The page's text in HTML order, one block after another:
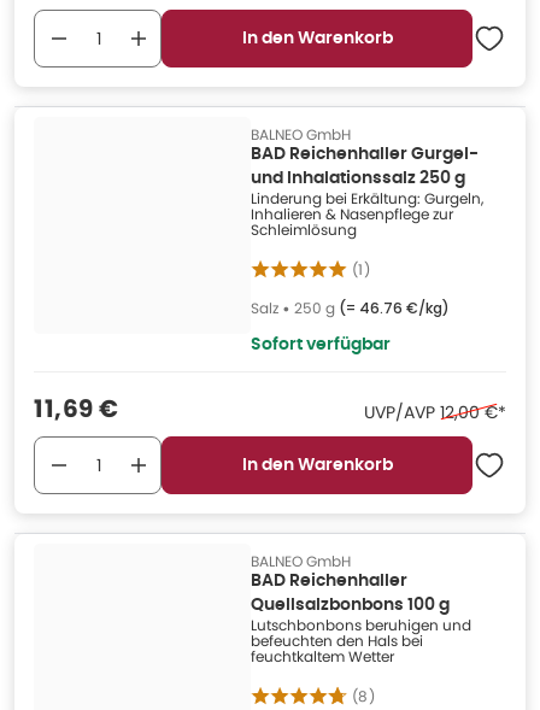
In den Warenkorb
BALNEO GmbH
BAD Reichenhaller Gurgel-
und Inhalationssalz 250 g
Linderung bei Erkältung: Gurgeln,
Inhalieren & Nasenpflege zur
Schleimlösung
(1)
Salz • 250 g (= 46.76 €/kg)
Sofort verfügbar
Verkaufspreis
11,69 € UVP/AVP Ehemaliger
12,00 €*
In den Warenkorb
BALNEO GmbH
BAD Reichenhaller
Quellsalzbonbons 100 g
Lutschbonbons beruhigen und
befeuchten den Hals bei
feuchtkaltem Wetter
(8)